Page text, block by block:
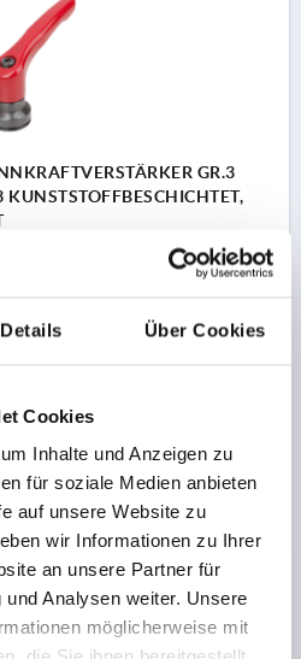
Details Über Cookies
Cookies
Inhalte und Anzeigen zu
für soziale Medien anbieten
auf unsere Website zu
wir Informationen zu Ihrer
an unsere Partner für
Analysen weiter. Unsere
möglicherweise mit
GR.3
DETAILS